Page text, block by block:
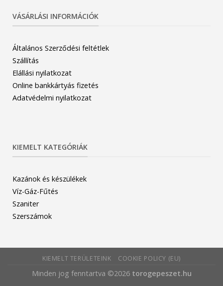
VÁSÁRLÁSI INFORMÁCIÓK
Általános Szerződési feltétlek
Szállítás
Elállási nyilatkozat
Online bankkártyás fizetés
Adatvédelmi nyilatkozat
KIEMELT KATEGÓRIÁK
Kazánok és készülékek
Víz-Gáz-Fűtés
Szaniter
Szerszámok
KIEMELT TERÜLETEINK COOKIE POLICY (EU)
Minden jog fenntartva ©2026 torogepeszet.hu